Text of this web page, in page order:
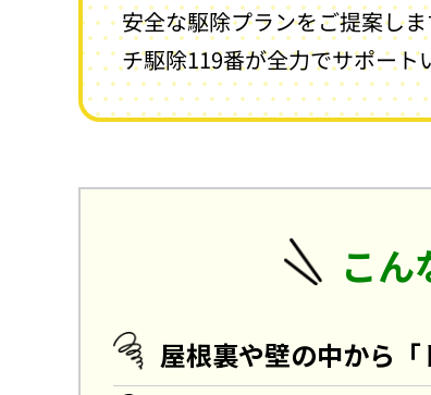
安全な駆除プランをご提案し
チ駆除119番が全力でサポート
こん
屋根裏や壁の中から